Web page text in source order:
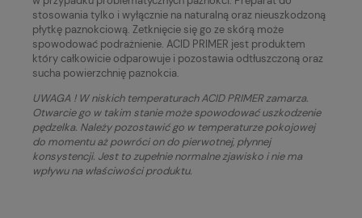
stosowania tylko i wyłącznie na naturalną oraz nieuszkodzoną
płytkę paznokciową. Zetknięcie się go ze skórą może
spowodować podrażnienie. ACID PRIMER jest produktem
który całkowicie odparowuje i pozostawia odtłuszczoną oraz
sucha powierzchnię paznokcia.
UWAGA ! W niskich temperaturach ACID PRIMER zamarza.
Otwarcie go w takim stanie może spowodować uszkodzenie
pędzelka. Należy pozostawić go w temperaturze pokojowej
do momentu aż powróci on do pierwotnej, płynnej
konsystencji. Jest to zupełnie normalne zjawisko i nie ma
wpływu na właściwości produktu.